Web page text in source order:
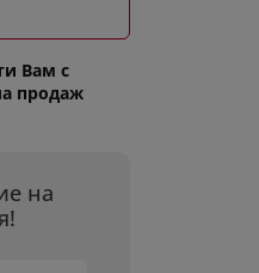
Вам с
продаж
на